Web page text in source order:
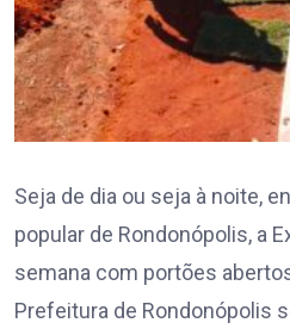
Seja de dia ou seja à noite,
popular de Rondonópolis, a
semana com portões
Prefeitura de Rondonópolis